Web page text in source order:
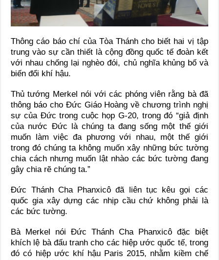
Thông cáo báo chí của Tòa Thánh cho biết hai vị tập
trung vào sự cần thiết là cộng đồng quốc tế đoàn kết
với nhau chống lại nghèo đói, chủ nghĩa khủng bố và
biến đổi khí hậu.
Thủ tướng Merkel nói với các phóng viên rằng bà đã
thông báo cho Đức Giáo Hoàng về chương trình nghị
sự của Đức trong cuộc họp G-20, trong đó “giả định
của nước Đức là chúng ta đang sống một thế giới
muốn làm việc đa phương với nhau, một thế giới
trong đó chúng ta không muốn xây những bức tường
chia cách nhưng muốn lật nhào các bức tường đang
gây chia rẽ chúng ta.”
Đức Thánh Cha Phanxicô đã liên tục kêu gọi các
quốc gia xây dựng các nhịp cầu chứ không phải là
các bức tường.
Bà Merkel nói Đức Thánh Cha Phanxicô đặc biệt
khích lệ bà đấu tranh cho các hiệp ước quốc tế, trong
đó có hiệp ước khí hậu Paris 2015, nhằm kiềm chế